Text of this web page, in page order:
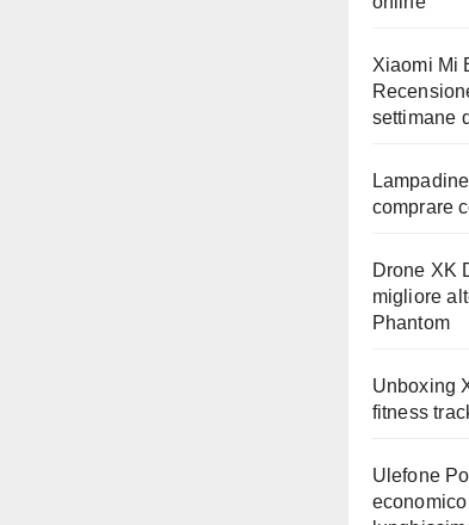
Xiaomi Mi
settimane
comprare
Drone XK
migliore
Phantom
Unboxing
fitness
Ulefone